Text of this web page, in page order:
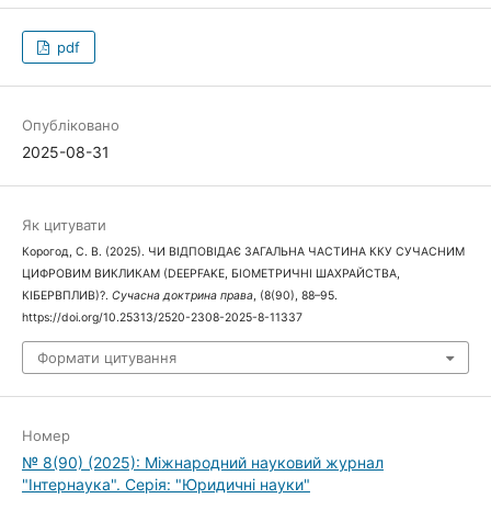
pdf
Опубліковано
2025-08-31
Як цитувати
Корогод, С. В. (2025). ЧИ ВІДПОВІДАЄ ЗАГАЛЬНА ЧАСТИНА ККУ СУЧАСНИМ
ЦИФРОВИМ ВИКЛИКАМ (DEEPFAKE, БІОМЕТРИЧНІ ШАХРАЙСТВА,
КІБЕРВПЛИВ)?. Сучасна доктрина права, (8(90), 88–95.
https://doi.org/10.25313/2520-2308-2025-8-11337
Формати цитування
Номер
№ 8(90) (2025): Міжнародний науковий журнал
"Інтернаука". Серія: "Юридичні науки"